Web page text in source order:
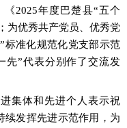
《2025年度巴楚县“五个
为优秀共产党员、优秀党
标准化规范化党支部示范
先”代表分别作了交流发
集体和先进个人表示祝
续发挥先进示范作用，为